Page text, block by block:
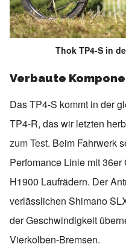
Thok TP4-S in
Verbaute
Das TP4-S kommt in der
TP4-R, das wir letzten
zum Test. Beim Fahrwerk
Perfomance Linie mit
H1900 Laufrädern. Der
verlässlichen Shimano
der Geschwindigkeit
Vierkolben-Bremsen.